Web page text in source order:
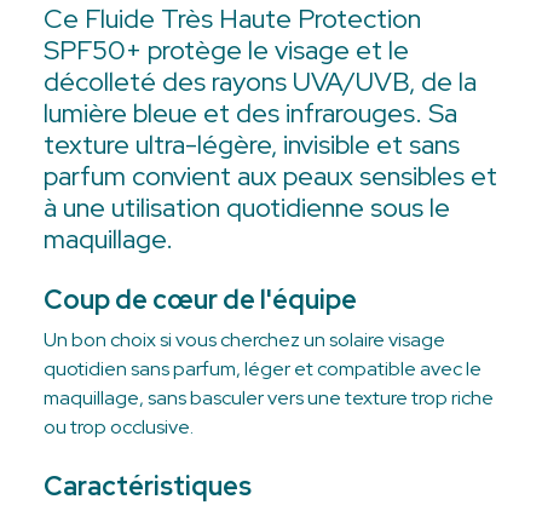
Ce Fluide Très Haute Protection
SPF50+ protège le visage et le
décolleté des rayons UVA/UVB, de la
lumière bleue et des infrarouges. Sa
texture ultra-légère, invisible et sans
parfum convient aux peaux sensibles et
à une utilisation quotidienne sous le
maquillage.
Coup de cœur de l'équipe
Un bon choix si vous cherchez un solaire visage
quotidien sans parfum, léger et compatible avec le
maquillage, sans basculer vers une texture trop riche
ou trop occlusive.
Caractéristiques